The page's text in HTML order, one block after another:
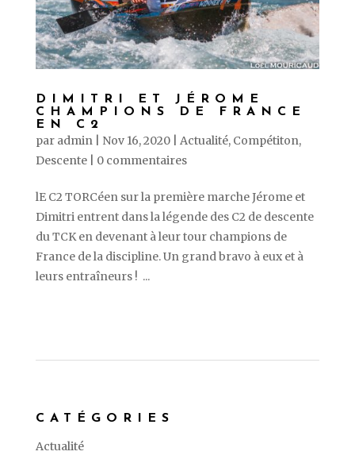
DIMITRI ET JÉROME
CHAMPIONS DE FRANCE
EN C2
par admin| Nov 16, 2020| Actualité, Compétiton,
Descente| 0 commentaires
lE C2 TORCéen sur la première marche Jérome et
Dimitri entrent dans la légende des C2 de descente
du TCK en devenant à leur tour champions de
France de la discipline. Un grand bravo à eux et à
leurs entraîneurs ! ...
CATÉGORIES
Actualité